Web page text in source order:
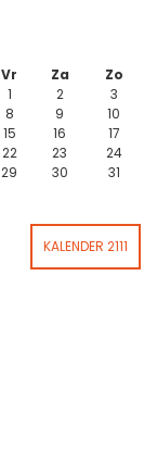
Vr Za
Zo
1 2
3
8 9
10
15 16
17
22 23
24
29 30 31
KALENDER 2111